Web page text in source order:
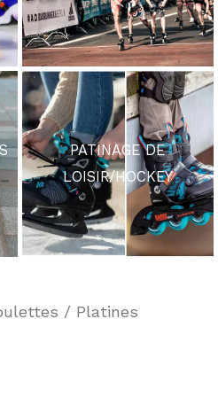
PATINAGE DE
LOISIR/HOCKEY
/ Platines